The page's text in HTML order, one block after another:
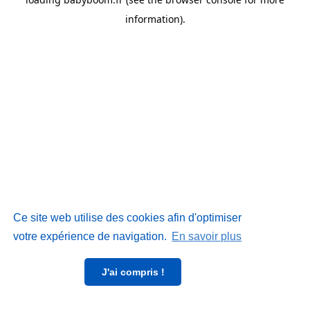
Ce site web utilise des cookies afin d'optimiser
votre expérience de navigation. En savoir plus
J'ai compris !
information).